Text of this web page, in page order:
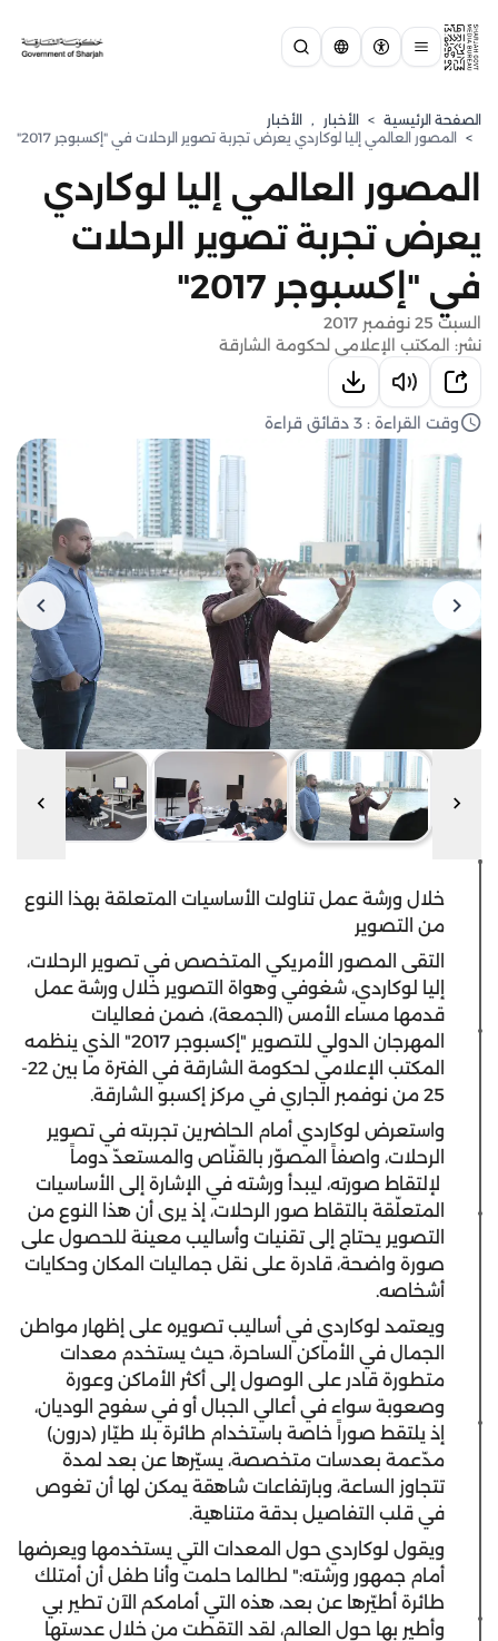
الصفحة الرئيسية > الأخبار , الأخبار
>
المصور العالمي إليا لوكاردي يعرض تجربة تصوير الرحلات في "إكسبوجر 2017"
المصور العالمي إليا لوكاردي
يعرض تجربة تصوير الرحلات
في "إكسبوجر 2017"
السبت 25 نوفمبر 2017
نشر: المكتب الإعلامي لحكومة الشارقة
وقت القراءة : 3 دقائق قراءة
خلال ورشة عمل تناولت الأساسيات المتعلقة بهذا النوع
من التصوير
التقى المصور الأمريكي المتخصص في تصوير الرحلات،
إليا لوكاردي، شغوفي وهواة التصوير خلال ورشة عمل
قدمها مساء الأمس (الجمعة)، ضمن فعاليات
المهرجان الدولي للتصوير "إكسبوجر 2017" الذي ينظمه
المكتب الإعلامي لحكومة الشارقة في الفترة ما بين 22-
25 من نوفمبر الجاري في مركز إكسبو الشارقة.
واستعرض لوكاردي أمام الحاضرين تجربته في تصوير
الرحلات، واصفاً المصوّر بالقنّاص والمستعدّ دوماً
لإلتقاط صورته، ليبدأ ورشته في الإشارة إلى الأساسيات
المتعلّقة بالتقاط صور الرحلات، إذ يرى أن هذا النوع من
التصوير يحتاج إلى تقنيات وأساليب معينة للحصول على
صورة واضحة، قادرة على نقل جماليات المكان وحكايات
أشخاصه.
ويعتمد لوكاردي في أساليب تصويره على إظهار مواطن
الجمال في الأماكن الساحرة، حيث يستخدم معدات
متطورة قادر على الوصول إلى أكثر الأماكن وعورة
وصعوبة سواء في أعالي الجبال أو في سفوح الوديان،
إذ يلتقط صوراً خاصة باستخدام طائرة بلا طيّار (درون)
مدّعمة بعدسات متخصصة، يسيّرها عن بعد لمدة
تتجاوز الساعة، وبارتفاعات شاهقة يمكن لها أن تغوص
في قلب التفاصيل بدقة متناهية.
ويقول لوكاردي حول المعدات التي يستخدمها ويعرضها
أمام جمهور ورشته:" لطالما حلمت وأنا طفل أن أمتلك
طائرة أطيّرها عن بعد، هذه التي أمامكم الآن تطير بي
وأطير بها حول العالم، لقد التقطت من خلال عدستها